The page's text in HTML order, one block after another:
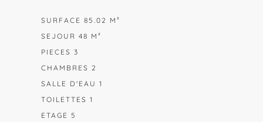
SURFACE 85.02 M²
SEJOUR 48 M²
PIECES 3
CHAMBRES 2
SALLE D'EAU 1
TOILETTES 1
ETAGE 5